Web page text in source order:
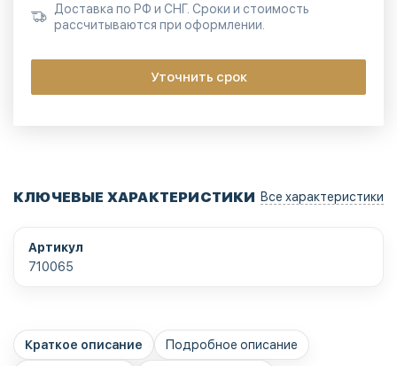
Доставка по РФ и СНГ. Сроки и стоимость
рассчитываются при оформлении.
Уточнить срок
КЛЮЧЕВЫЕ ХАРАКТЕРИСТИКИ Все характеристики
Артикул
710065
Краткое описание Подробное описание